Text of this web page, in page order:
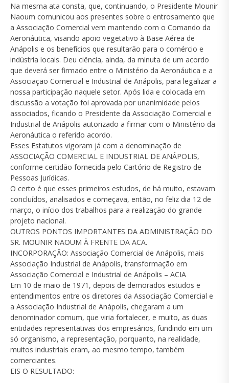
Na mesma ata consta, que, continuando, o Presidente Mounir
Naoum comunicou aos presentes sobre o entrosamento que
a Associação Comercial vem mantendo com o Comando da
Aeronáutica, visando apoio vegetativo à Base Aérea de
Anápolis e os benefícios que resultarão para o comércio e
indústria locais. Deu ciência, ainda, da minuta de um acordo
que deverá ser firmado entre o Ministério da Aeronáutica e a
Associação Comercial e Industrial de Anápolis, para legalizar a
nossa participação naquele setor. Após lida e colocada em
discussão a votação foi aprovada por unanimidade pelos
associados, ficando o Presidente da Associação Comercial e
Industrial de Anápolis autorizado a firmar com o Ministério da
Aeronáutica o referido acordo.
Esses Estatutos vigoram já com a denominação de
ASSOCIAÇÃO COMERCIAL E INDUSTRIAL DE ANÁPOLIS,
conforme certidão fornecida pelo Cartório de Registro de
Pessoas Jurídicas.
O certo é que esses primeiros estudos, de há muito, estavam
concluídos, analisados e começava, então, no feliz dia 12 de
março, o início dos trabalhos para a realização do grande
projeto nacional.
OUTROS PONTOS IMPORTANTES DA ADMINISTRAÇÃO DO
SR. MOUNIR NAOUM À FRENTE DA ACA.
INCORPORAÇÃO: Associação Comercial de Anápolis, mais
Associação Industrial de Anápolis, transformação em
Associação Comercial e Industrial de Anápolis – ACIA
Em 10 de maio de 1971, depois de demorados estudos e
entendimentos entre os diretores da Associação Comercial e
a Associação Industrial de Anápolis, chegaram a um
denominador comum, que viria fortalecer, e muito, as duas
entidades representativas dos empresários, fundindo em um
só organismo, a representação, porquanto, na realidade,
muitos industriais eram, ao mesmo tempo, também
comerciantes.
EIS O RESULTADO: